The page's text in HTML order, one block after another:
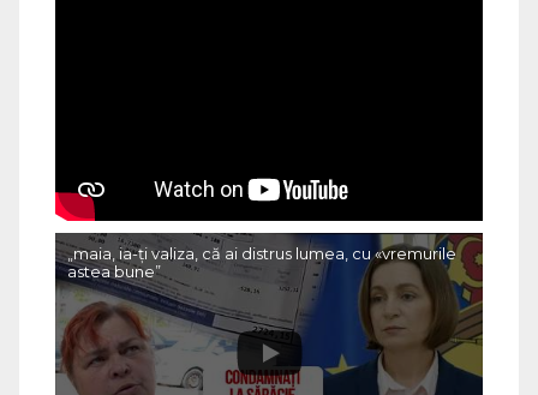
„maia, ia-ți valiza, că ai distrus lumea, cu «vremurile
astea bune”